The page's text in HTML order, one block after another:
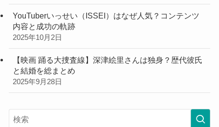
YouTuberいっせい（ISSEI）はなぜ人気？コンテンツ
内容と成功の軌跡
2025年10月2日
【映画 踊る大捜査線】深津絵里さんは独身？歴代彼氏
と結婚を総まとめ
2025年9月28日